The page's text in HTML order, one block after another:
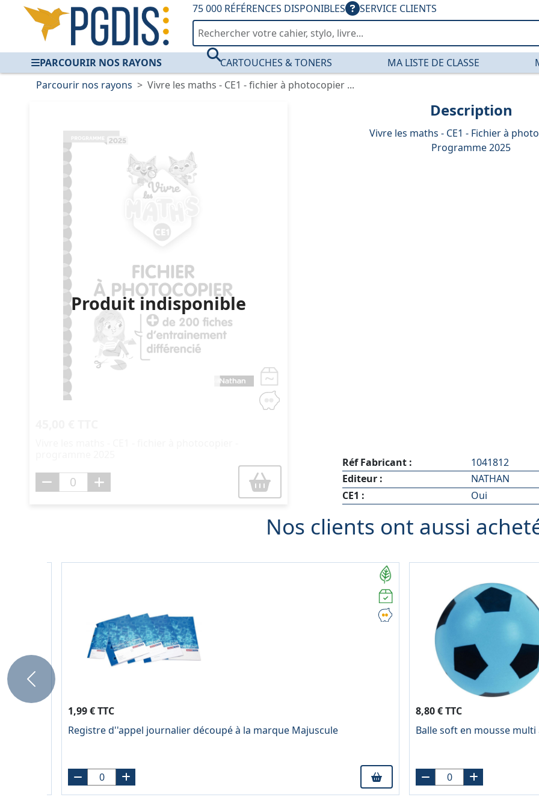
75 000 RÉFÉRENCES DISPONIBLES SERVICE CLIENTS
PARCOURIR NOS RAYONS CARTOUCHES & TONERS MA LISTE DE CLASSE
Parcourir nos rayons
Vivre les maths - CE1 - fichier à photocopier ...
Produit indisponible
Description
Vivre les maths - CE1 - Fichier à
Programme 2025
Réf Fabricant :
1041812
Editeur :
NATHAN
CE1 :
Oui
Nos clients ont aussi
1,99 € TTC
Registre d''appel journalier découpé à la marque Majuscule
8,80 € TTC
Balle soft en mousse
Previous